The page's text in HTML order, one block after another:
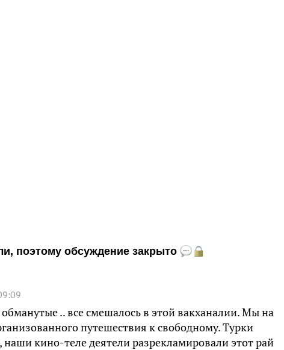
поэтому обсуждение закрыто
.. все смешалось в этой вакханалии. Мы на
путешествия к свободному. Турки
кино-теле деятели разрекламировали этот рай